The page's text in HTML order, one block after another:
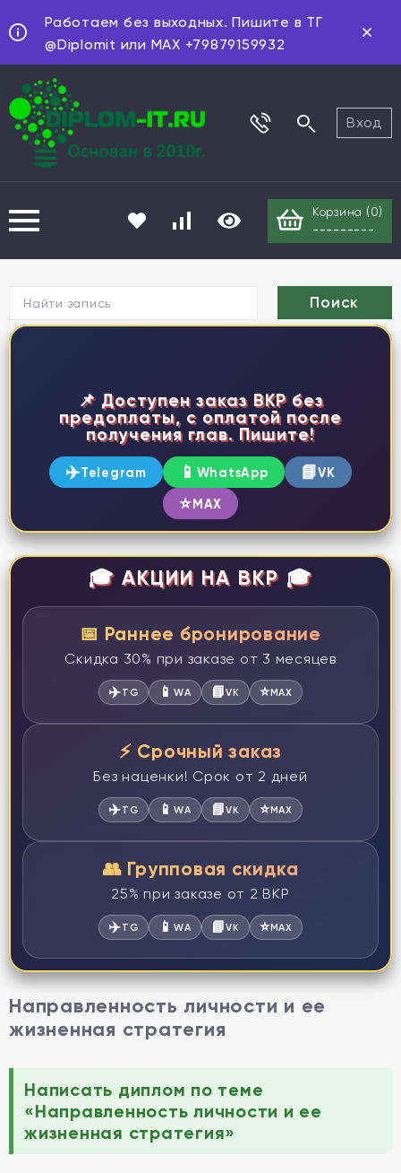
Работаем без выходных. Пишите в ТГ
@Diplomit или MAX +79879159932
Вход
Корзина ( 0)
---------
📌 Доступен заказ ВКР без
предоплаты, с оплатой после
получения глав. Пишите!
✈️Telegram 📱 WhatsApp 📘VK
⭐MAX
🎓 АКЦИИ НА ВКР 🎓
📅 Раннее бронирование
Скидка 30% при заказе от 3 месяцев
✈️TG 📱WA 📘VK ⭐MAX
⚡ Срочный заказ
Без наценки! Срок от 2 дней
✈️TG 📱WA 📘VK ⭐MAX
👥 Групповая скидка
25% при заказе от 2 ВКР
✈️TG 📱WA 📘VK ⭐MAX
Направленность личности и ее
жизненная стратегия
Написать диплом по теме
«Направленность личности и ее
жизненная стратегия»